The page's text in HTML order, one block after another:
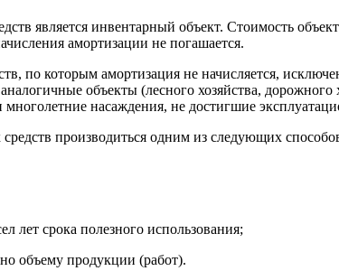
является инвентарный объект. Стоимость
амортизации не погашается.
по которым амортизация не начисляется,
объекты (лесного хозяйства,
насаждения, не достигшие
производиться одним из следующих
лет срока полезного использования;
объему продукции (работ).